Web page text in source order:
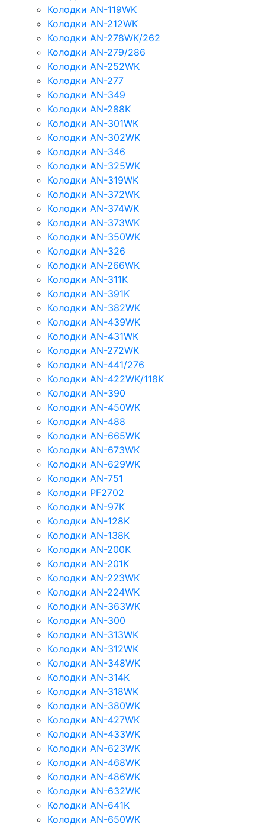
Колодки AN-119WK
Колодки AN-212WK
Колодки AN-278WK/262
Колодки AN-279/286
Колодки AN-252WK
Колодки AN-277
Колодки AN-349
Колодки AN-288K
Колодки AN-301WK
Колодки AN-302WK
Колодки AN-346
Колодки AN-325WK
Колодки AN-319WK
Колодки AN-372WK
Колодки AN-374WK
Колодки AN-373WK
Колодки AN-350WK
Колодки AN-326
Колодки AN-266WK
Колодки AN-311K
Колодки AN-391K
Колодки AN-382WK
Колодки AN-439WK
Колодки AN-431WK
Колодки AN-272WK
Колодки AN-441/276
Колодки AN-422WK/118K
Колодки AN-390
Колодки AN-450WK
Колодки AN-488
Колодки AN-665WK
Колодки AN-673WK
Колодки AN-629WK
Колодки AN-751
Колодки PF2702
Колодки AN-97K
Колодки AN-128K
Колодки AN-138K
Колодки AN-200K
Колодки AN-201K
Колодки AN-223WK
Колодки AN-224WK
Колодки AN-363WK
Колодки AN-300
Колодки AN-313WK
Колодки AN-312WK
Колодки AN-348WK
Колодки AN-314K
Колодки AN-318WK
Колодки AN-380WK
Колодки AN-427WK
Колодки AN-433WK
Колодки AN-623WK
Колодки AN-468WK
Колодки AN-486WK
Колодки AN-632WK
Колодки AN-641K
Колодки AN-650WK